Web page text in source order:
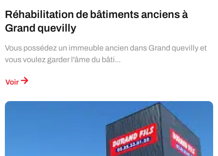
Réhabilitation de bâtiments anciens à
Grand quevilly
Vous possédez un immeuble ancien dans Grand quevilly et
vous voulez garder l'âme du bâti...
Voir